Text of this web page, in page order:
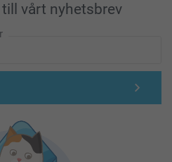
till vårt nyhetsbrev